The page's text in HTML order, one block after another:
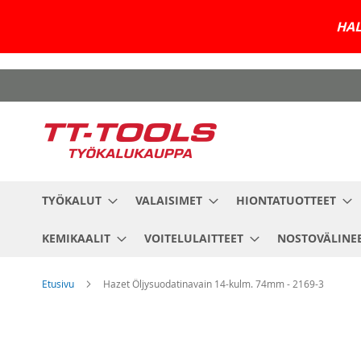
to
TYÖKALUT VALAISIMET HIONTATUOTTEET
KEMIKAALIT VOITELULAITTEET
Etusivu Hazet Öljysuodatinavain 14-kulm. 74mm - 2169-3